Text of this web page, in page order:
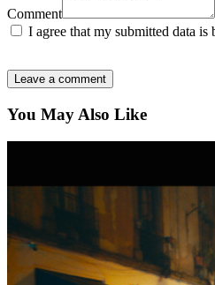
Comment
I agree that my submitted data is
You May Also Like